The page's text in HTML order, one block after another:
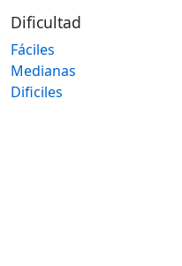
Dificultad
Fáciles
Medianas
Dificiles